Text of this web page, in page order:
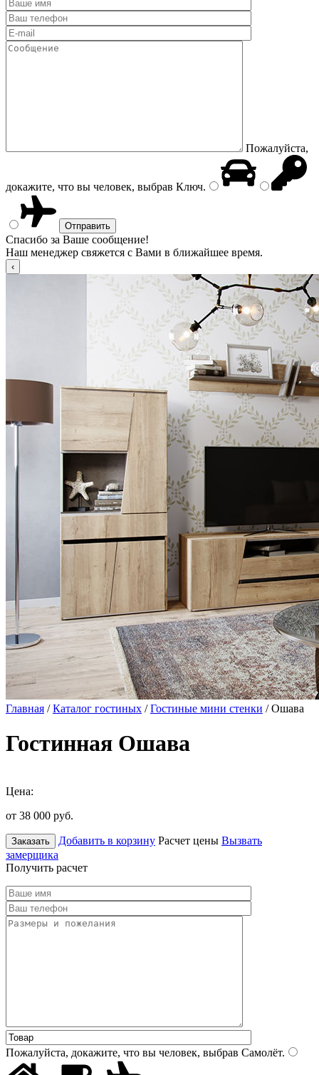
Пожалуйста,
докажите, что вы человек, выбрав Ключ.
Спасибо за Ваше сообщение!
Наш менеджер свяжется с Вами в ближайшее время.
Главная /Каталог гостиных /Гостиные мини стенки / Ошава
Гостинная Ошава
Цена:
от 38 000 руб.
Заказать Добавить в корзину Расчет цены Вызвать
замерщика
Получить расчет
Пожалуйста, докажите, что вы человек, выбрав Самолёт.